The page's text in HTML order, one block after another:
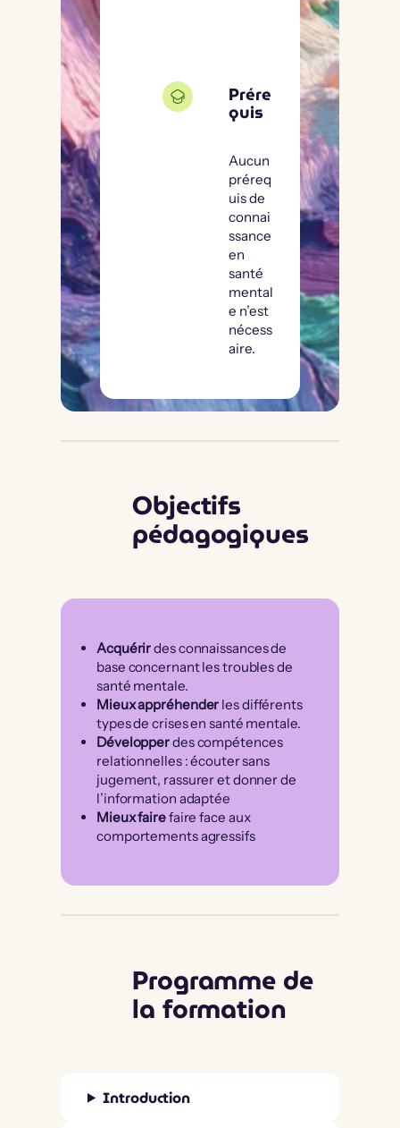
Prére
quis
Aucun
préreq
uis de
connai
ssance
en
santé
mental
e n’est
nécess
aire.
Objectifs
pédagogiques
Acquérirdes connaissances de
base concernant les troubles de
santé mentale.
Mieux appréhender les différents
types de crises en santé mentale.
Développerdes compétences
relationnelles : écouter sans
jugement, rassurer et donner de
l’information adaptée
Mieux fairefaire face aux
comportements agressifs
Programme de
la formation
Introduction